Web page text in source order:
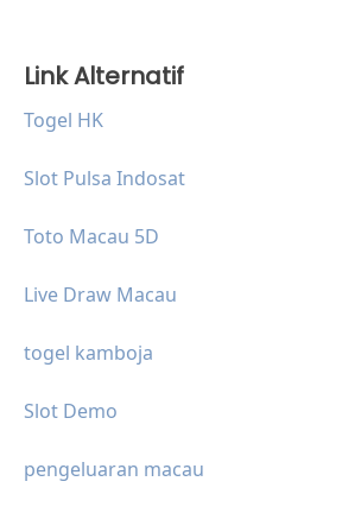
Link Alternatif
Togel HK
Slot Pulsa Indosat
Toto Macau 5D
Live Draw Macau
togel kamboja
Slot Demo
pengeluaran macau